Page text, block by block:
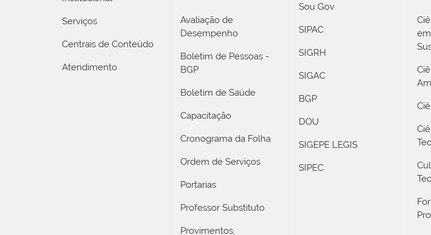
Serviços
Centrais de Conteúdo
Atendimento
Avaliação de
Desempenho
Boletim de Pessoas -
BGP
Boletim de Saúde
Capacitação
Cronograma da Folha
Ordem de Serviços
Portarias
Professor Substituto
Provimentos,
Sou Gov
SIPAC
SIGRH
SIGAC
BGP
DOU
SIGEPE LEGIS
SIPEC